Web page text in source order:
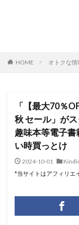
HOME オトクな情
「【最大70％
秋 セール」が
趣味本等電子
い時買っとけ
2024-10-01
*当サイトはアフィリエ